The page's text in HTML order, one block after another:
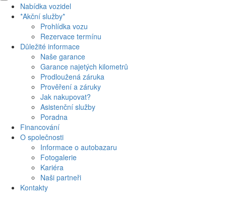
Nabídka vozidel
*Akční služby*
Prohlídka vozu
Rezervace termínu
Důležité informace
Naše garance
Garance najetých kilometrů
Prodloužená záruka
Prověření a záruky
Jak nakupovat?
Asistenční služby
Poradna
Financování
O společnosti
Informace o autobazaru
Fotogalerie
Kariéra
Naši partneři
Kontakty